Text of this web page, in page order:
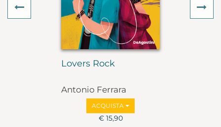
Lovers Rock
Antonio Ferrara
ACQUISTA
€ 15,90
Previous